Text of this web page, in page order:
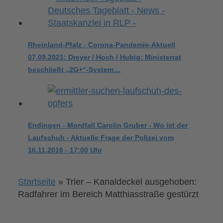
Rheinland-Pfalz - Corona-Pandemie-Aktuell
07.09.2021: Dreyer / Hoch / Hubig: Ministerrat
beschließt „2G+“-System…
Endingen - Mordfall Carolin Gruber - Wo ist der
Laufschuh - Aktuelle Frage der Polizei vom
16.11.2016 - 17:00 Uhr
Startseite »Trier – Kanaldeckel ausgehoben:
Radfahrer im Bereich Matthiasstraße gestürzt